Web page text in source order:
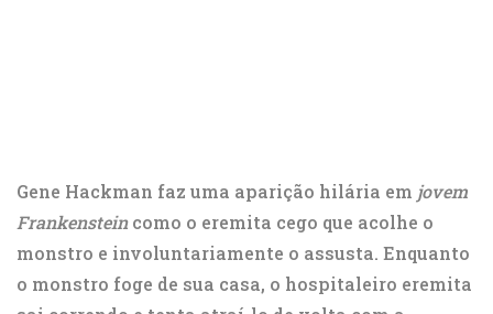
Gene Hackman faz uma aparição hilária em jovem
Frankensteincomo o eremita cego que acolhe o
monstro e involuntariamente o assusta. Enquanto
o monstro foge de sua casa, o hospitaleiro eremita